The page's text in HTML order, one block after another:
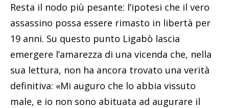
Resta il nodo più pesante: l’ipotesi che il vero
assassino possa essere rimasto in libertà per
19 anni. Su questo punto Ligabò lascia
emergere l’amarezza di una vicenda che, nella
sua lettura, non ha ancora trovato una verità
definitiva: «Mi auguro che lo abbia vissuto
male, e io non sono abituata ad augurare il